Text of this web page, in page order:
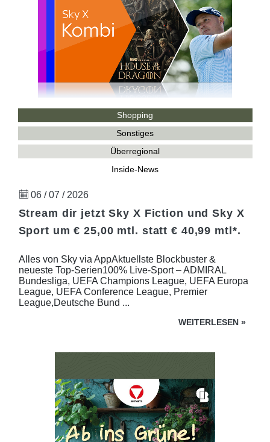
Shopping
Sonstiges
Überregional
Inside-News
06 / 07 / 2026
Stream dir jetzt Sky X Fiction und Sky X
Sport um € 25,00 mtl. statt € 40,99 mtl*.
Alles von Sky via AppAktuellste Blockbuster &
neueste Top-Serien100% Live-Sport – ADMIRAL
Bundesliga, UEFA Champions League, UEFA Europa
League, UEFA Conference League, Premier
League,Deutsche Bund ...
WEITERLESEN »